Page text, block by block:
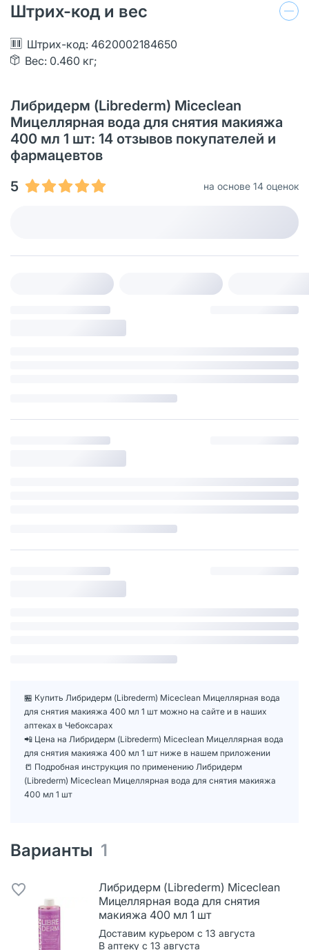
Штрих-код и вес
Штрих-код: 4620002184650
Вес: 0.460 кг;
Либридерм (Librederm) Miceclean
Мицеллярная вода для снятия макияжа
400 мл 1 шт: 14 отзывов покупателей и
фармацевтов
5
на основе 14 оценок
🏪 Купить Либридерм (Librederm) Miceclean Мицеллярная вода
для снятия макияжа 400 мл 1 шт можно на сайте и в наших
аптеках в Чебоксарах
📲 Цена на Либридерм (Librederm) Miceclean Мицеллярная вода
для снятия макияжа 400 мл 1 шт ниже в нашем приложении
📒 Подробная инструкция по применению Либридерм
(Librederm) Miceclean Мицеллярная вода для снятия макияжа
400 мл 1 шт
Варианты 1
Либридерм (Librederm) Miceclean
Мицеллярная вода для снятия
макияжа 400 мл 1 шт
Доставим курьером с 13 августа
В аптеку с 13 августа